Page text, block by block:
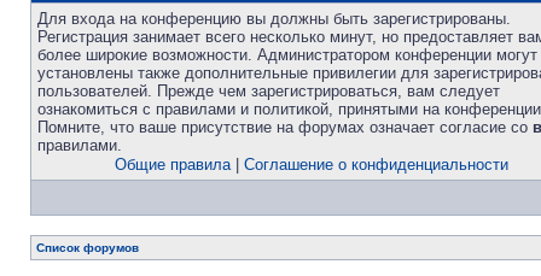
Для входа на конференцию вы должны быть зарегистрированы.
Регистрация занимает всего несколько минут, но предоставляет
более широкие возможности. Администратором конференции
установлены также дополнительные привилегии для
пользователей. Прежде чем зарегистрироваться, вам следует
ознакомиться с правилами и политикой, принятыми на
Помните, что ваше присутствие на форумах означает согласие со
правилами.
Общие правила| Соглашение о конфиденциальности
Список форумов